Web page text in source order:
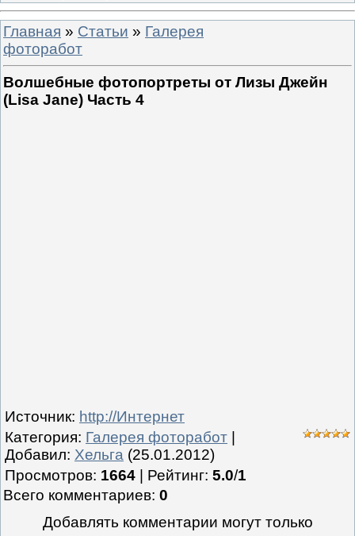
Главная » Статьи » Галерея
фоторабот
Волшебные фотопортреты от Лизы Джейн
(Lisa Jane) Часть 4
Источник: http://Интернет
Категория: Галерея фоторабот
Добавил: Хельга (25.01.2012)
Просмотров: 1664 Рейтинг: 5.0/1
Всего комментариев: 0
Добавлять комментарии могут только